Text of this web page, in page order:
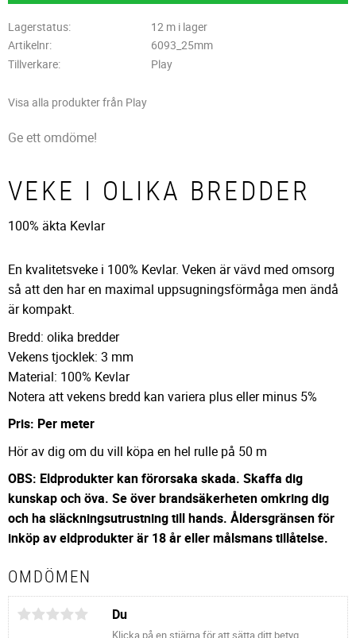
Lagerstatus
12 m i lager
Artikelnr
6093_25mm
Tillverkare
Play
Visa alla produkter från Play
Ge ett omdöme!
VEKE I OLIKA BREDDER
100% äkta Kevlar
En kvalitetsveke i 100% Kevlar. Veken är vävd med omsorg
så att den har en maximal uppsugningsförmåga men ändå
är kompakt.
Bredd: olika bredder
Vekens tjocklek: 3 mm
Material: 100% Kevlar
Notera att vekens bredd kan variera plus eller minus 5%
Pris: Per meter
Hör av dig om du vill köpa en hel rulle på 50 m
OBS: Eldprodukter kan förorsaka skada. Skaffa dig
kunskap och öva. Se över brandsäkerheten omkring dig
och ha släckningsutrustning till hands. Åldersgränsen för
inköp av eldprodukter är 18 år eller målsmans tillåtelse.
OMDÖMEN
Du
Klicka på en stjärna för att sätta ditt betyg